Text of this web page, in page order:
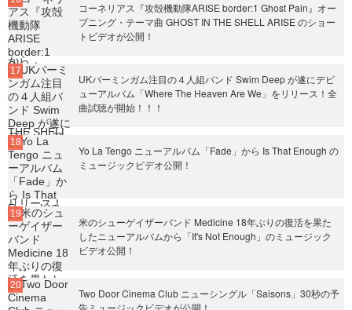
コーネリアス『攻殻機動隊ARISE border:1 Ghost Pain』オー
プニング・テーマ曲 GHOST IN THE SHELL ARISE のショー
トビデオが公開！
UKバーミンガム注目の４人組バンド Swim Deep が遂にデビ
ューアルバム「Where The Heaven Are We」をリリース！全
曲試聴が開始！！！
Yo La Tengo ニューアルバム「Fade」から Is That Enough の
ミュージックビデオ公開！
米のシューゲイザーバンド Medicine 18年ぶりの復活を果た
したニューアルバムから「It's Not Enough」のミュージック
ビデオ公開！
Two Door Cinema Club ニューシングル「Saisons」30秒の予
告ミュージックビデオが公開！